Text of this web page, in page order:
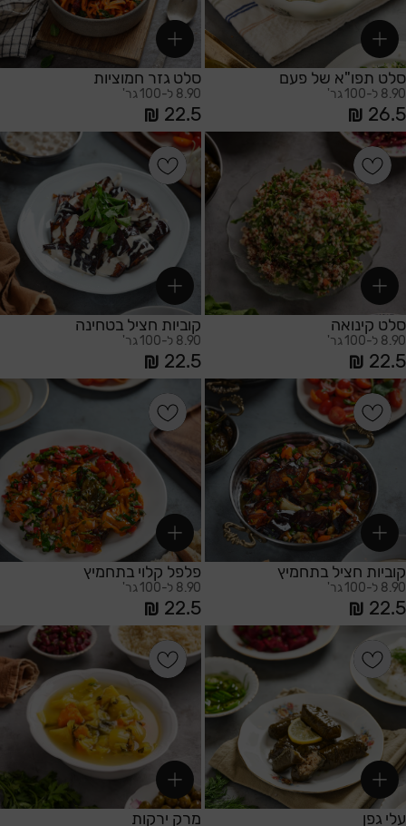
סלט תפו"א של פעם
8.90 ל-100 גר'
26.5
סלט גזר חמוציות
8.90 ל-100 גר'
22.5
סלט קינואה
8.90 ל-100 גר'
22.5
הוספה לסל
קוביות חציל בטחינה
8.90 ל-100 גר'
22.5
הוספה לסל
קוביות חציל בתחמיץ
8.90 ל-100 גר'
22.5
הוספה לסל
פלפל קלוי בתחמיץ
8.90 ל-100 גר'
22.5
הוספה לסל
עלי גפן
הוספה לסל
מרק ירקות